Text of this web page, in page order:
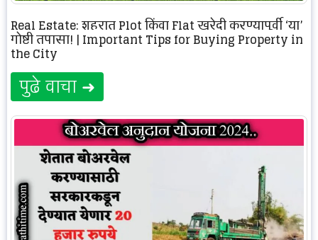
Real Estate: शहरात Plot किंवा Flat खरेदी करण्यापूर्वी ‘या’
गोष्टी तपासा! | Important Tips for Buying Property in
the City
पुढे वाचा ➜